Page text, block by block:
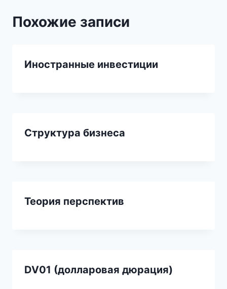
Похожие записи
Иностранные инвестиции
Структура бизнеса
Теория перспектив
DV01 (долларовая дюрация)